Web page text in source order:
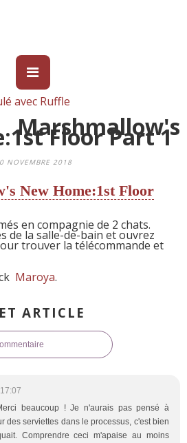
avec Ruffle
Floor Part 1
NOVEMBRE 2018
New Home:1st Floor
en compagnie de 2 chats.
de la salle-de-bain et ouvrez
trouver la télécommande et
Maroya.
ARTICLE
beaucoup ! Je n'aurais pas pensé à
des serviettes dans le processus, c'est bien
Comprendre ceci m'apaise au moins